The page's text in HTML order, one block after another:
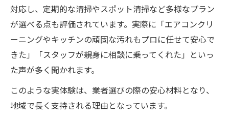
対応し、定期的な清掃やスポット清掃など多様なプラン
が選べる点も評価されています。実際に「エアコンクリ
ーニングやキッチンの頑固な汚れもプロに任せて安心で
きた」「スタッフが親身に相談に乗ってくれた」といっ
た声が多く聞かれます。
このような実体験は、業者選びの際の安心材料となり、
地域で長く支持される理由となっています。